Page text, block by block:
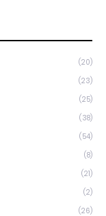
(20)
(23)
(25)
(38)
(54)
(8)
(21)
(2)
(26)